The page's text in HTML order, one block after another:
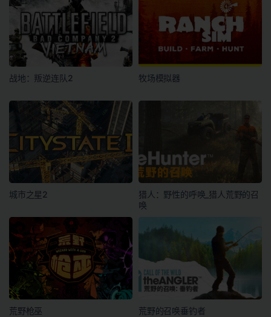
战地：叛逆连队2 牧场模拟器
城市之星2
猎人：野性的呼唤_猎人荒野的召
唤
荒野枪巫 荒野的召唤垂钓者